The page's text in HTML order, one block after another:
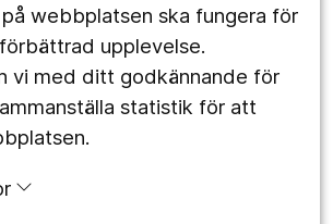
webbplatsen ska fungera för
upplevelse.
vi med ditt godkännande för
statistik för att